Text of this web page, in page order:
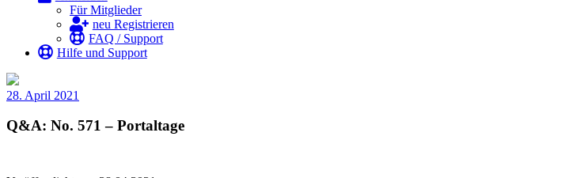
Für Mitglieder
neu Registrieren
FAQ / Support
Hilfe und Support
28. April 2021
Q&A: No. 571 – Portaltage